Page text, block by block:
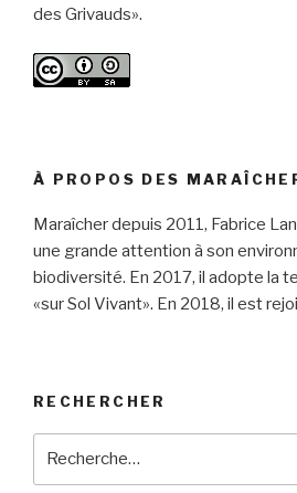
des Grivauds».
À PROPOS DES
Maraîcher depuis 2011, Fabrice
une grande attention à son
biodiversité. En 2017, il adopte la
«sur Sol Vivant». En 2018, il est
RECHERCHER